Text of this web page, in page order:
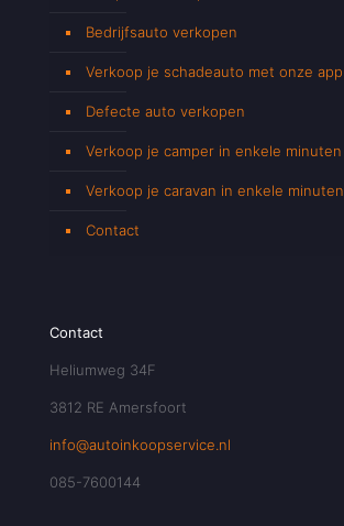
Bedrijfsauto verkopen
Verkoop je schadeauto met onze app
Defecte auto verkopen
Verkoop je camper in enkele minuten
Verkoop je caravan in enkele minuten
Contact
Contact
Heliumweg 34F
3812 RE Amersfoort
info@autoinkoopservice.nl
085-7600144